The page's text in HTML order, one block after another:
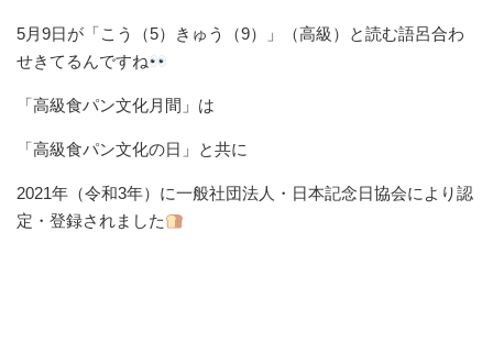
5月9日が「こう（5）きゅう（9）」（高級）と読む語呂合わ
せきてるんですね
「高級食パン文化月間」は
「高級食パン文化の日」と共に
2021年（令和3年）に一般社団法人・日本記念日協会により認
定・登録されました